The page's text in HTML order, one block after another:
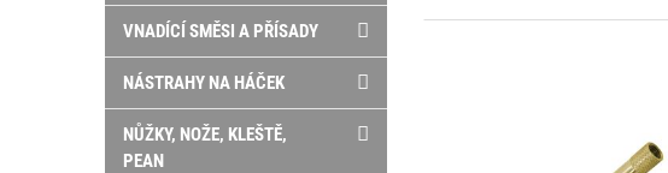
VNADÍCÍ SMĚSI A PŘÍSADY
NÁSTRAHY NA HÁČEK
NŮŽKY, NOŽE, KLEŠTĚ,
PEAN